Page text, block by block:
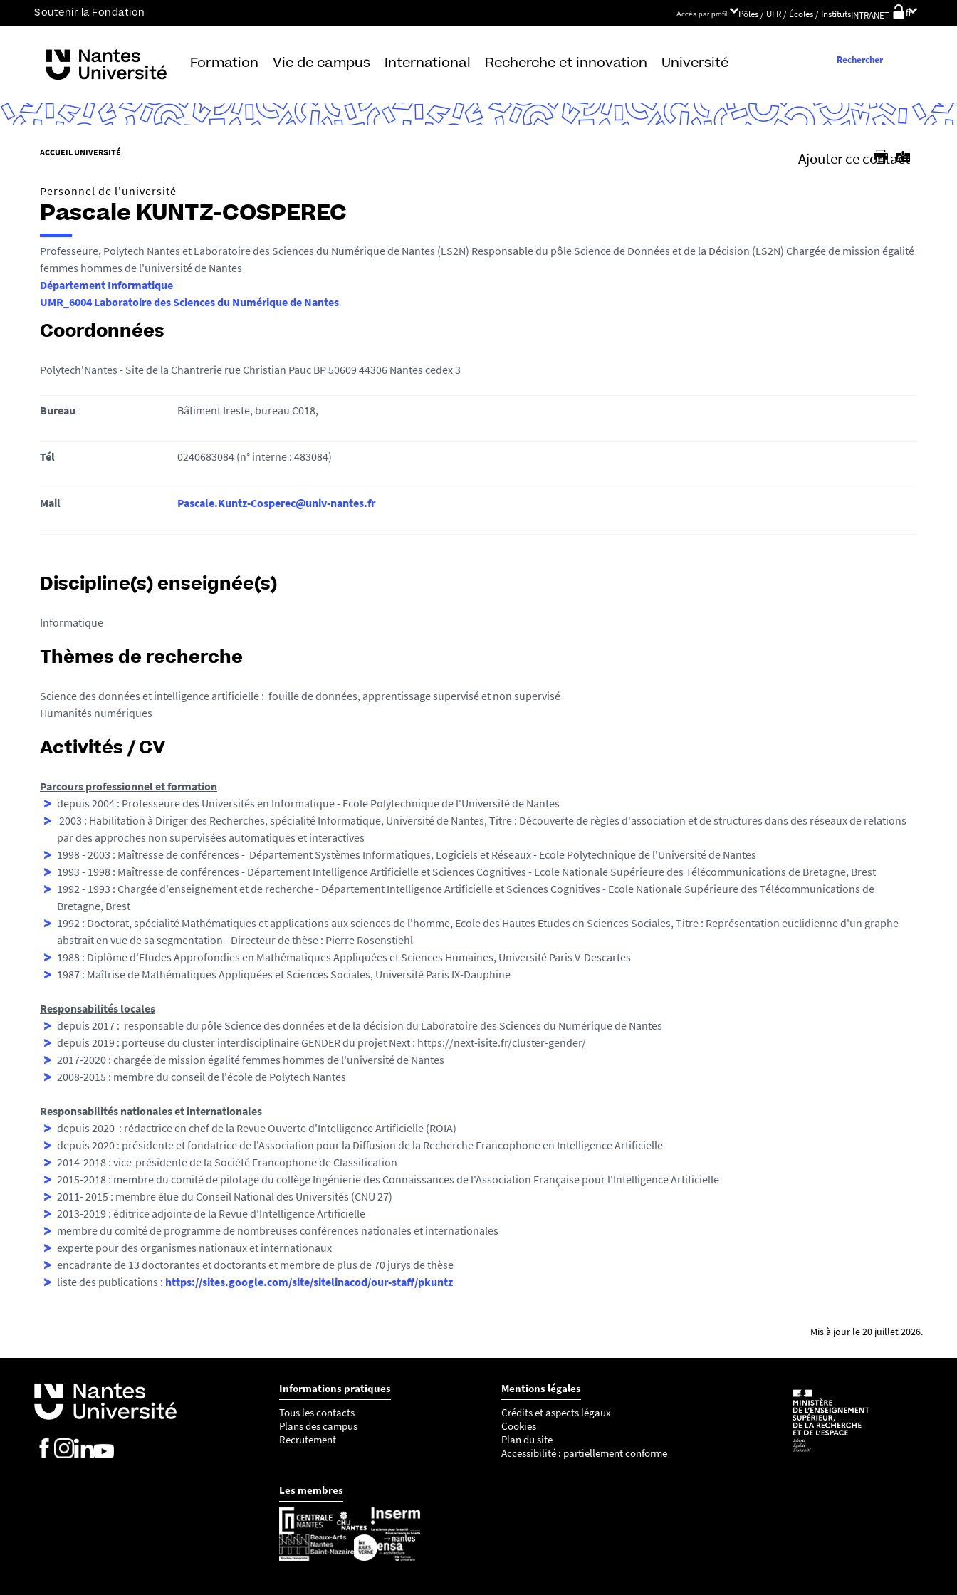
au
Soutenir la Fondation Accès par profil Pôles / UFR / Écoles / InstitutsINTRANET
Choix
fr
Formation Vie de campus International Recherche et innovation Université Rechercher
V
u
s
ê
t
e
s
i
c
ACCUEIL UNIVERSITÉ Ajouter ce contact
Personnel de l'université
Pascale KUNTZ-COSPEREC
Professeure, Polytech Nantes et Laboratoire des Sciences du Numérique de Nantes (LS2N) Responsable du pôle Science de Données et de la Décision (LS2N) Chargée de mission égalité
femmes hommes de l'université de Nantes
Département Informatique
UMR_6004 Laboratoire des Sciences du Numérique de Nantes
Coordonnées
Polytech'Nantes - Site de la Chantrerie rue Christian Pauc BP 50609 44306 Nantes cedex 3
Bureau Bâtiment Ireste, bureau C018,
Tél 0240683084 (n° interne : 483084)
Mail Pascale.Kuntz-Cosperec@univ-nantes.fr
Discipline(s) enseignée(s)
Informatique
Thèmes de recherche
Science des données et intelligence artificielle : fouille de données, apprentissage supervisé et non supervisé
Humanités numériques
Activités / CV
Parcours professionnel et formation
depuis 2004 : Professeure des Universités en Informatique - Ecole Polytechnique de l'Université de Nantes
2003 : Habilitation à Diriger des Recherches, spécialité Informatique, Université de Nantes, Titre : Découverte de règles d'association et de structures dans des réseaux de relations
par des approches non supervisées automatiques et interactives
1998 - 2003 : Maîtresse de conférences - Département Systèmes Informatiques, Logiciels et Réseaux - Ecole Polytechnique de l'Université de Nantes
1993 - 1998 : Maîtresse de conférences - Département Intelligence Artificielle et Sciences Cognitives - Ecole Nationale Supérieure des Télécommunications de Bretagne, Brest
1992 - 1993 : Chargée d'enseignement et de recherche - Département Intelligence Artificielle et Sciences Cognitives - Ecole Nationale Supérieure des Télécommunications de
Bretagne, Brest
1992 : Doctorat, spécialité Mathématiques et applications aux sciences de l'homme, Ecole des Hautes Etudes en Sciences Sociales, Titre : Représentation euclidienne d'un graphe
abstrait en vue de sa segmentation - Directeur de thèse : Pierre Rosenstiehl
1988 : Diplôme d'Etudes Approfondies en Mathématiques Appliquées et Sciences Humaines, Université Paris V-Descartes
1987 : Maîtrise de Mathématiques Appliquées et Sciences Sociales, Université Paris IX-Dauphine
Responsabilités locales
depuis 2017 : responsable du pôle Science des données et de la décision du Laboratoire des Sciences du Numérique de Nantes
depuis 2019 : porteuse du cluster interdisciplinaire GENDER du projet Next : https://next-isite.fr/cluster-gender/
2017-2020 : chargée de mission égalité femmes hommes de l'université de Nantes
2008-2015 : membre du conseil de l'école de Polytech Nantes
Responsabilités nationales et internationales
depuis 2020 : rédactrice en chef de la Revue Ouverte d'Intelligence Artificielle (ROIA)
depuis 2020 : présidente et fondatrice de l'Association pour la Diffusion de la Recherche Francophone en Intelligence Artificielle
2014-2018 : vice-présidente de la Société Francophone de Classification
2015-2018 : membre du comité de pilotage du collège Ingénierie des Connaissances de l'Association Française pour l'Intelligence Artificielle
2011- 2015 : membre élue du Conseil National des Universités (CNU 27)
2013-2019 : éditrice adjointe de la Revue d'Intelligence Artificielle
membre du comité de programme de nombreuses conférences nationales et internationales
experte pour des organismes nationaux et internationaux
encadrante de 13 doctorantes et doctorants et membre de plus de 70 jurys de thèse
liste des publications : https://sites.google.com/site/sitelinacod/our-staff/pkuntz
Mis à jour le 20 juillet 2026.
Informations pratiques
Tous les contacts
Plans des campus
Recrutement
Mentions légales
Crédits et aspects légaux
Cookies
Plan du site
Accessibilité : partiellement conforme
Les membres